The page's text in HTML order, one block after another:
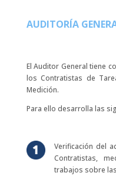
AUDITORÍA
El Auditor General tiene
los Contratistas de
Medición.
Para ello desarrolla las
Verificación del
Contratistas,
trabajos sobre